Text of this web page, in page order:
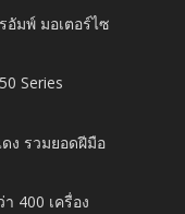
อัมพ์ มอเตอร์ไซ
Series
ง รวมยอดฝีมือ
400 เครื่อง